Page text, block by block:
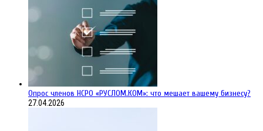
Опрос членов НСРО «РУСЛОМ.КОМ»: что мешает вашему бизнесу?
27.04.2026